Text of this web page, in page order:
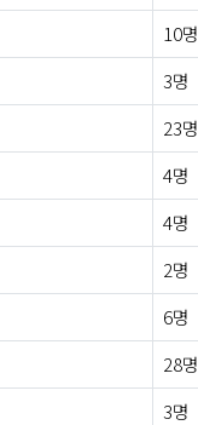
10명
3명
23명
4명
4명
2명
6명
28명
3명